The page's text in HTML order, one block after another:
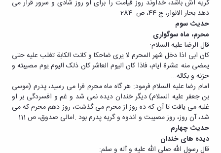
گریه اش باشد، خداوند روز قیامت را برای او روز شادی و سرور قرار می
دهد.بحار الانوار، ج 44، ص .284
حدیث سوم
محرم، ماه سوگواری
قال الرضا علیه السلام:
کان ابی اذا دخل شهر المحرم لا یری ضاحکا و کانت الکابة تغلب علیه حتی
یمضی منه عشرة ایام، فاذا کان الیوم العاشر کان ذلک الیوم یوم مصیبته و
حزنه و بکائه...
امام رضا علیه السلام فرمود: هر گاه ماه محرم فرا می رسید، پدرم (موسی
بن جعفر علیه السلام) دیگر خندان دیده نمی شد و غم و افسردگی بر او
غلبه می یافت تا آن که ده روز از محرم می گذشت، روز دهم محرم که می
شد، آن روز، روز مصیبت و اندوه و گریه پدرم بود .امالی صدوق، ص 111
حدیث چهارم
دیده های خندان
قال رسول الله صلی الله علیه و آله و سلم: